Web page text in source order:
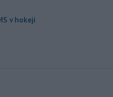
v hokeji